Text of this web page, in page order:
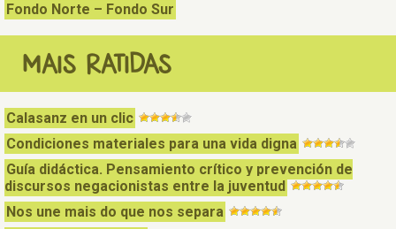
Fondo Norte – Fondo Sur
MAIS RATIDAS
Calasanz en un clic
Condiciones materiales para una vida digna
Guía didáctica. Pensamiento crítico y prevención de
discursos negacionistas entre la juventud
Nos une mais do que nos separa